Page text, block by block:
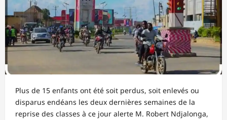
Plus de 15 enfants ont été soit perdus, soit enlevés ou
disparus endéans les deux dernières semaines de la
reprise des classes à ce jour alerte M. Robert Ndjalonga,